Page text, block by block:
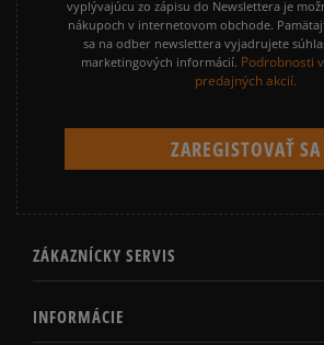
vyplývajúcu zo zápisu do Newslettera je
nákupoch v internetovom obchode.
sa na odber newslettera vyjadrujete
marketingových informácií. Podrobnosti
predajných akcií.
ZÁKAZNÍCKY SERVIS
INFORMÁCIE